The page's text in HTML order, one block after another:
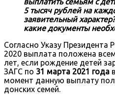
5 тысяч рублей на
заявительный
какие документы
Согласно Указу
2020 выплата положена
лет, если рождение детей
ЗАГС по 31 марта 2021 года
момент данную выплату
донских семей.